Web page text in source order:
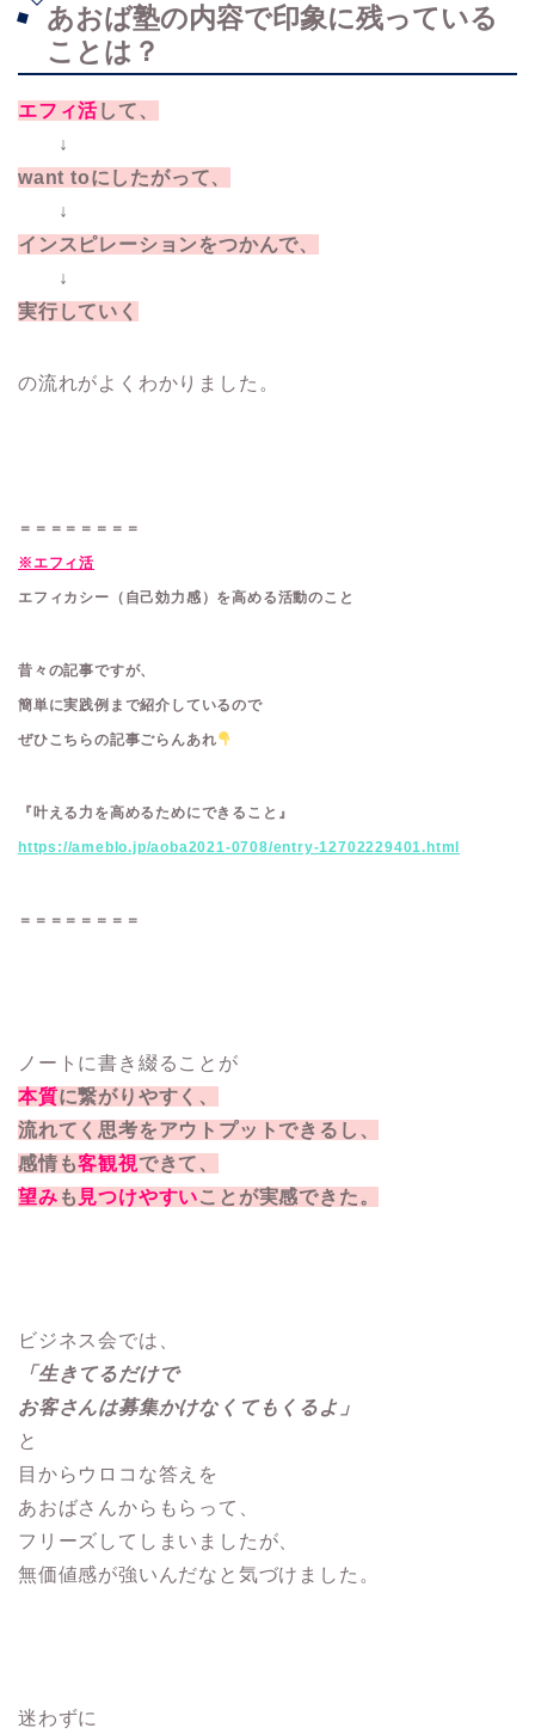
あおば塾の内容で印象に残っている
ことは？
エフィ活 して、
↓
want toにしたがって、
↓
インスピレーションをつかんで、
↓
実行していく
の流れがよくわかりました。
＝＝＝＝＝＝＝＝
※エフィ活
エフィカシー（自己効力感）を高める活動のこと
昔々の記事ですが、
簡単に実践例まで紹介しているので
ぜひこちらの記事ごらんあれ
『叶える力を高めるためにできること』
https://ameblo.jp/aoba2021-0708/entry-12702229401.html
＝＝＝＝＝＝＝＝
ノートに書き綴ることが
本質に繋がりやすく、
流れてく思考をアウトプットできるし、
感情も客観視できて、
望み も 見つけやすいことが実感できた。
ビジネス会では、
「生きてるだけで
お客さんは募集かけなくてもくるよ」
と
目からウロコな答えを
あおばさんからもらって、
フリーズしてしまいましたが、
無価値感が強いんだなと気づけました。
迷わずに